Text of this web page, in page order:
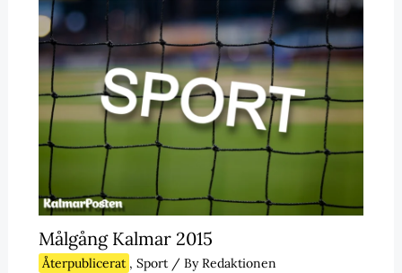
Målgång Kalmar 2015
Återpublicerat , Sport/ ByRedaktionen